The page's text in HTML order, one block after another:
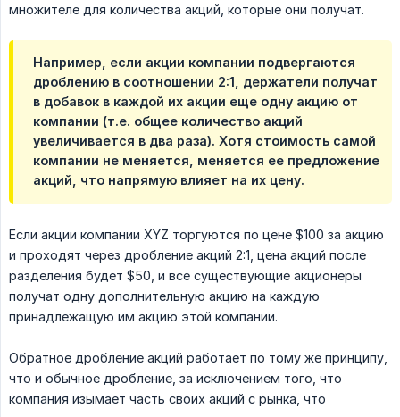
множителе для количества акций, которые они получат.
Например, если акции компании подвергаются
дроблению в соотношении 2:1, держатели получат
в добавок в каждой их акции еще одну акцию от
компании (т.е. общее количество акций
увеличивается в два раза). Хотя стоимость самой
компании не меняется, меняется ее предложение
акций, что напрямую влияет на их цену.
Если акции компании XYZ торгуются по цене $100 за акцию
и проходят через дробление акций 2:1, цена акций после
разделения будет $50, и все существующие акционеры
получат одну дополнительную акцию на каждую
принадлежащую им акцию этой компании.
Обратное дробление акций работает по тому же принципу,
что и обычное дробление, за исключением того, что
компания изымает часть своих акций с рынка, что